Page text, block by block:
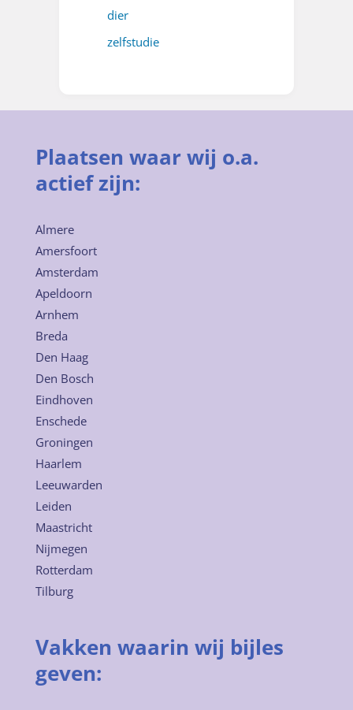
dier
zelfstudie
Plaatsen waar wij o.a.
actief zijn:
Almere
Amersfoort
Amsterdam
Apeldoorn
Arnhem
Breda
Den Haag
Den Bosch
Eindhoven
Enschede
Groningen
Haarlem
Leeuwarden
Leiden
Maastricht
Nijmegen
Rotterdam
Tilburg
Vakken waarin wij bijles
geven: